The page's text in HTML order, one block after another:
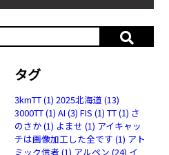
タグ
3kmTT(1) 2025北海道 (13)
3000TT(1) AI (3) FIS (1) TT(1) さ
のさか(1) よませ (1) アイキャッ
チは画像加工した全です (1) アト
ミック信者 (1) アルペン (24) イ